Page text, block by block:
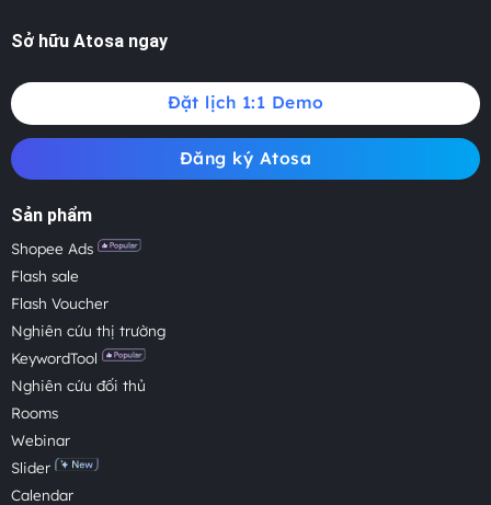
Sở hữu Atosa ngay
Đặt lịch 1:1 Demo
Đăng ký Atosa
Sản phẩm
Shopee Ads
Flash sale
Flash Voucher
Nghiên cứu thị trường
KeywordTool
Nghiên cứu đối thủ
Rooms
Webinar
Slider
Calendar